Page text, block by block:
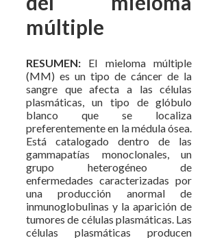
múltiple
RESUMEN: El mieloma múltiple
(MM) es un tipo de cáncer de la
sangre que afecta a las células
plasmáticas, un tipo de glóbulo
blanco que se localiza
preferentemente en la médula ósea.
Está catalogado dentro de las
gammapatías monoclonales, un
grupo heterogéneo de
enfermedades caracterizadas por
una producción anormal de
inmunoglobulinas y la aparición de
tumores de células plasmáticas. Las
células plasmáticas producen